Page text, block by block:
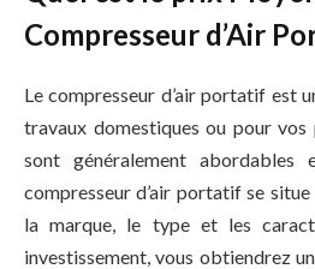
Compresseur d’Air
Le compresseur d’air portatif est
travaux domestiques ou pour
sont généralement
compresseur d’air portatif se
la marque, le type et les
investissement, vous obtiendrez